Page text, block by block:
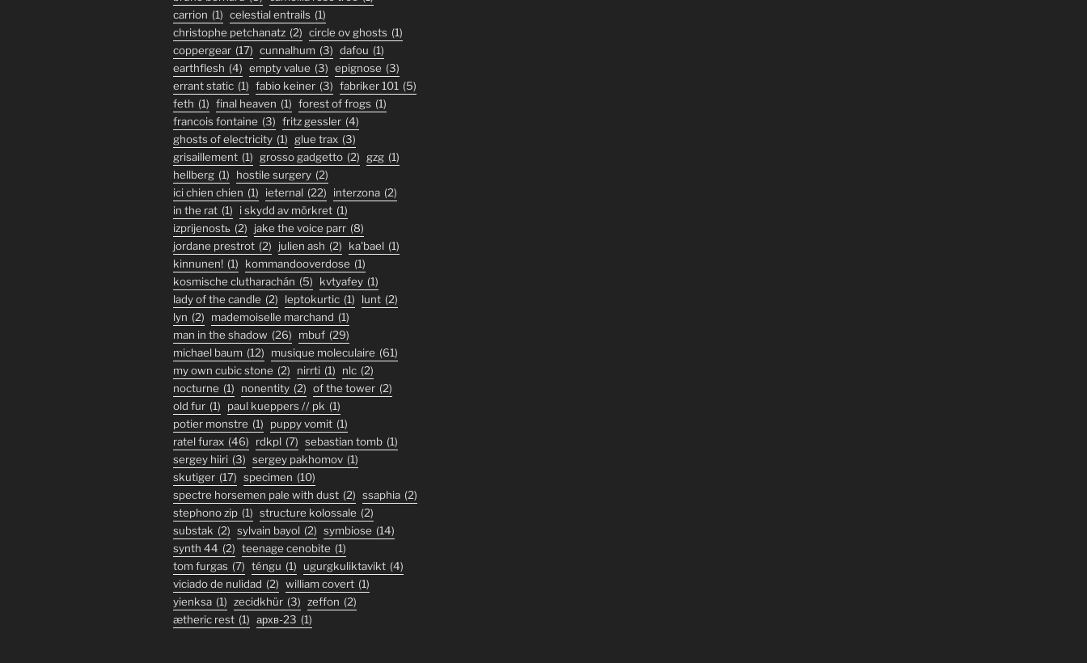
carrion (1) celestial entrails (1)
christophe petchanatz (2) circle ov ghosts (1)
coppergear (17) cunnalhum (3) dafou (1)
earthflesh (4) empty value (3) epignose (3)
errant static (1) fabio keiner (3) fabriker 101 (5)
feth (1) final heaven (1) forest of frogs (1)
francois fontaine (3) fritz gessler (4)
ghosts of electricity (1) glue trax (3)
grisaillement (1) grosso gadgetto (2) gzg (1)
hellberg (1) hostile surgery (2)
ici chien chien (1) ieternal (22) interzona (2)
in the rat (1) i skydd av mörkret (1)
izprijenostь (2) jake the voice parr (8)
jordane prestrot (2) julien ash (2) ka'bael (1)
kinnunen! (1) kommandooverdose (1)
kosmische clutharachán (5) kvtyafey (1)
lady of the candle (2) leptokurtic (1) lunt (2)
lyn (2) mademoiselle marchand (1)
man in the shadow (26) mbuf (29)
michael baum (12) musique moleculaire (61)
my own cubic stone (2) nirrti (1) nlc (2)
nocturne (1) nonentity (2) of the tower (2)
old fur (1) paul kueppers // pk (1)
potier monstre (1) puppy vomit (1)
ratel furax (46) rdkpl (7) sebastian tomb (1)
sergey hiiri (3) sergey pakhomov (1)
skutiger (17) specimen (10)
spectre horsemen pale with dust (2) ssaphia (2)
stephono zip (1) structure kolossale (2)
substak (2) sylvain bayol (2) symbiose (14)
synth 44 (2) teenage cenobite (1)
tom furgas (7) téngu (1) ugurgkuliktavikt (4)
viciado de nulidad (2) william covert (1)
yienksa (1) zecidkhür (3) zeffon (2)
ætheric rest (1) архв-23 (1)